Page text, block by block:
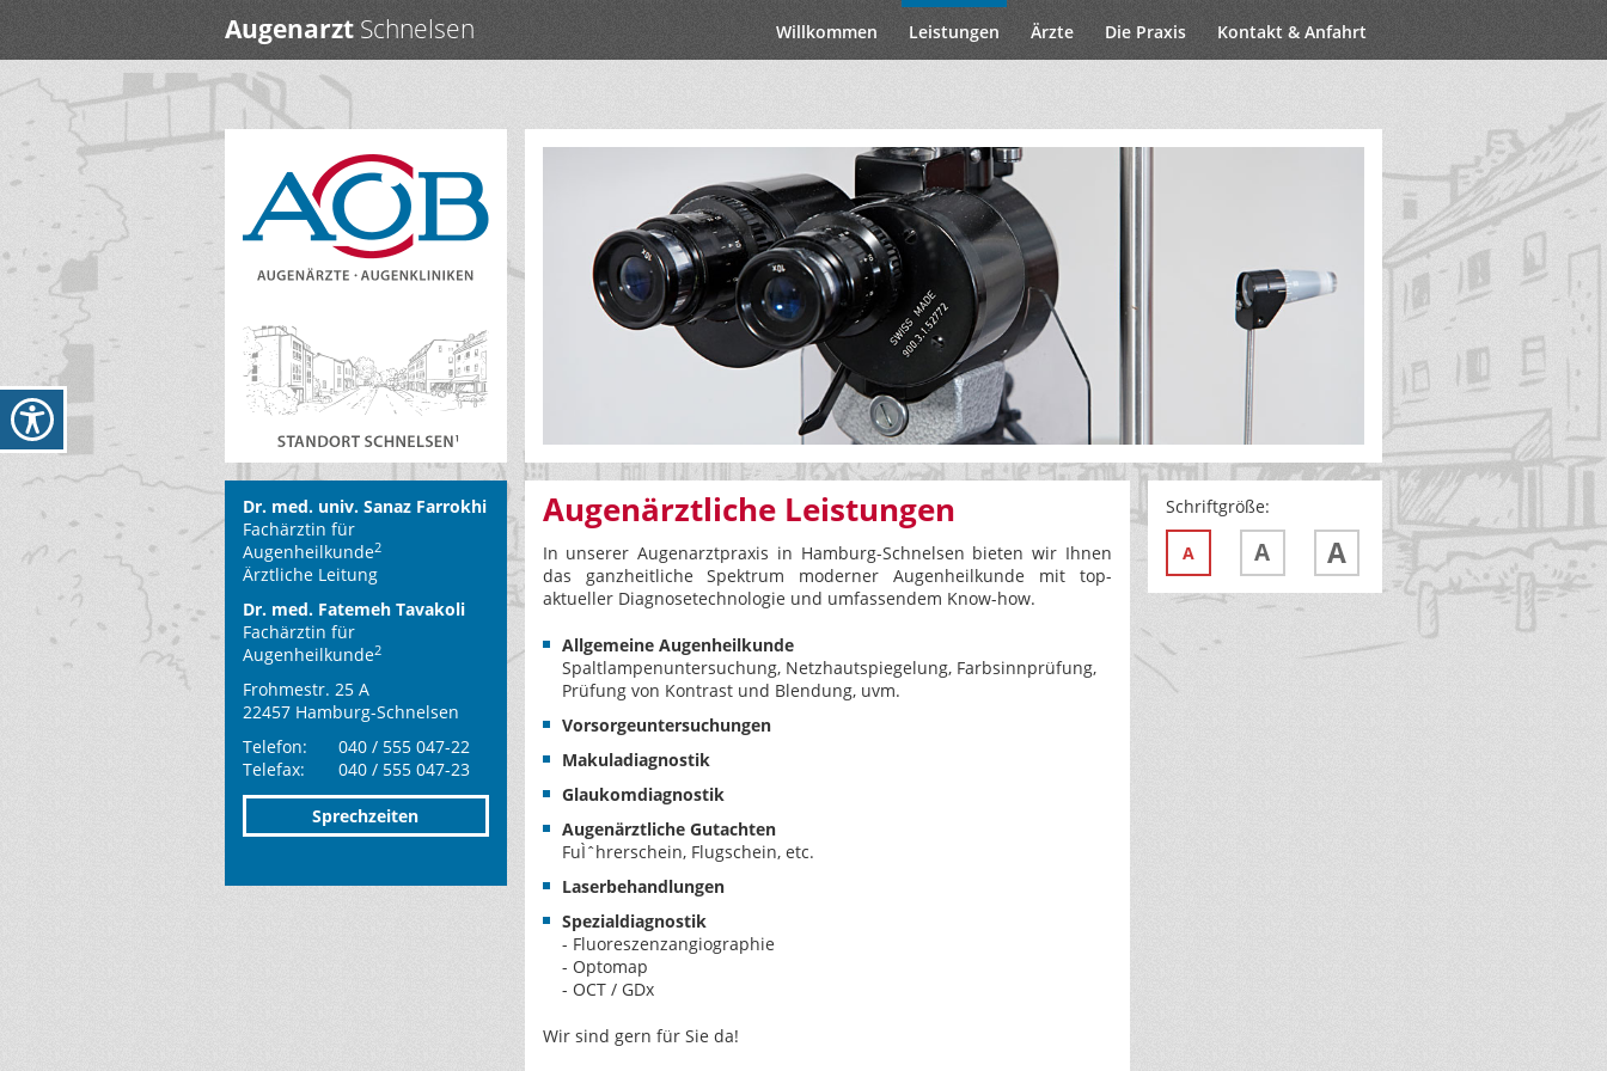
Augenarzt Schnelsen Willkommen Leistungen Ärzte Die Praxis Kontakt & Anfahrt
Dr. med. univ. Sanaz Farrokhi
Fachärztin für
Augenheilkunde2
Ärztliche Leitung
Dr. med. Fatemeh Tavakoli
Fachärztin für
Augenheilkunde2
Frohmestr. 25 A
22457 Hamburg-Schnelsen
Telefon:
040 / 555 047-22
Telefax:
040 / 555 047-23
Sprechzeiten
Augenärztliche Leistungen
In unserer Augenarztpraxis in Hamburg-Schnelsen bieten wir Ihnen
das ganzheitliche Spektrum moderner Augenheilkunde mit top-
aktueller Diagnosetechnologie und umfassendem Know-how.
Allgemeine Augenheilkunde
Spaltlampenuntersuchung, Netzhautspiegelung, Farbsinnprüfung,
Prüfung von Kontrast und Blendung, uvm.
Vorsorgeuntersuchungen
Makuladiagnostik
Glaukomdiagnostik
Augenärztliche Gutachten
FuÌˆhrerschein, Flugschein, etc.
Laserbehandlungen
Spezialdiagnostik
- Fluoreszenzangiographie
- Optomap
- OCT / GDx
Wir sind gern für Sie da!
Schriftgröße:
A A A